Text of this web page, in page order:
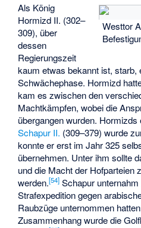
Westtor
Als König
Hormizd II. (302–
309), über
dessen
Regierungszeit
kaum etwas bekannt ist, starb,
Schwächephase. Hormizd
kam es zwischen den
Machtkämpfen, wobei die
übergangen wurden.
Schapur II. (309–379) wurde
konnte er erst im Jahr 325
übernehmen. Unter ihm sollte
und die Macht der Hofparteien
werden.[54] Schapur
Strafexpedition gegen
Raubzüge unternommen
Zusammenhang wurde die